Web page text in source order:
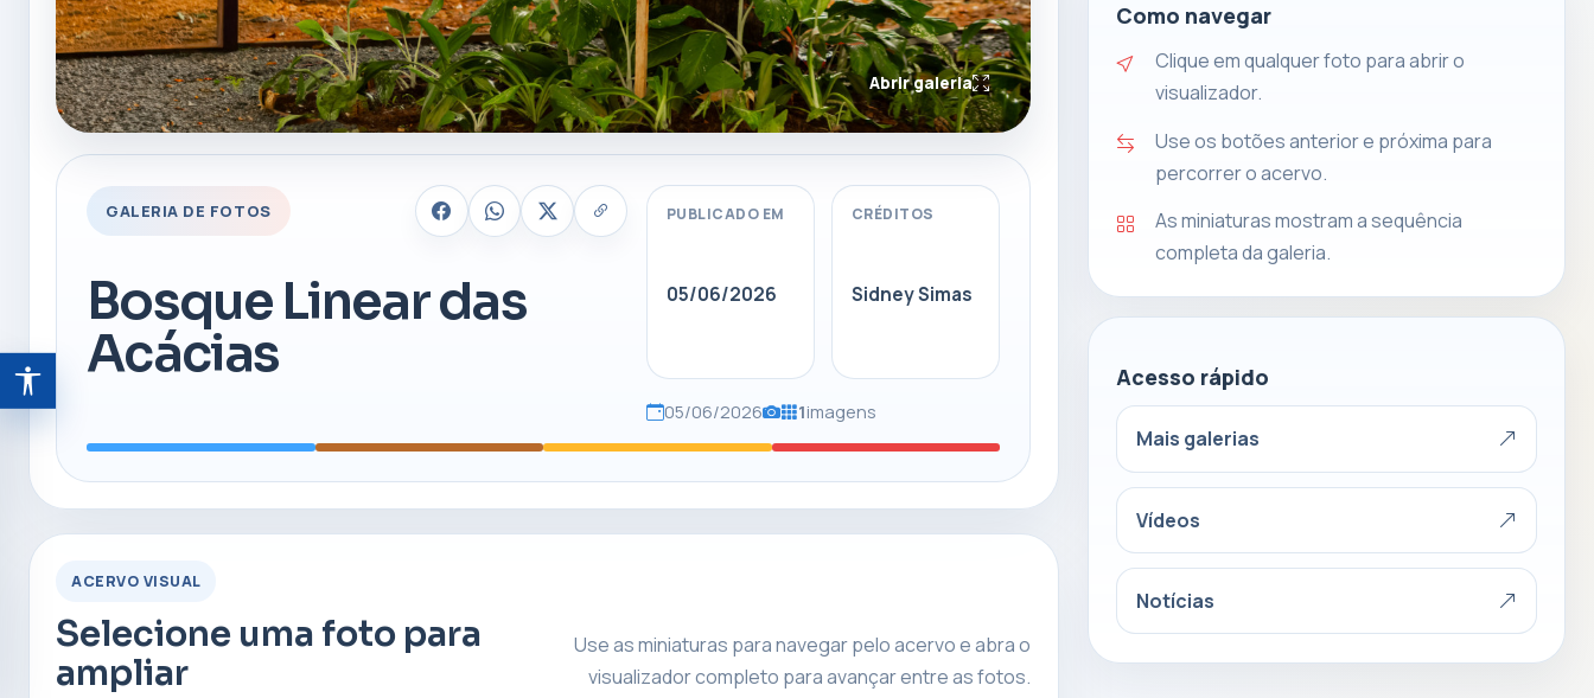
Abrir ferramentas de acessibilidade
Abrir galeria
GALERIA DE FOTOS
Bosque Linear das
Acácias
05/06/2026 1imagens
PUBLICADO EM
05/06/2026
CRÉDITOS
Sidney Simas
ACERVO VISUAL
Selecione uma foto para
ampliar
Use as miniaturas para navegar pelo acervo e abra o
visualizador completo para avançar entre as fotos.
Como navegar
Clique em qualquer foto para abrir o
visualizador.
Use os botões anterior e próxima para
percorrer o acervo.
As miniaturas mostram a sequência
completa da galeria.
Acesso rápido
Mais galerias
Vídeos
Notícias